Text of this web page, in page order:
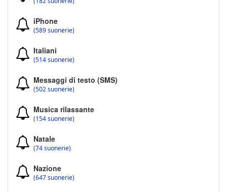
iPhone
(589 suonerie)
Italiani
(514 suonerie)
Messaggi di testo (SMS)
(502 suonerie)
Musica rilassante
(154 suonerie)
Natale
(74 suonerie)
Nazione
(647 suonerie)